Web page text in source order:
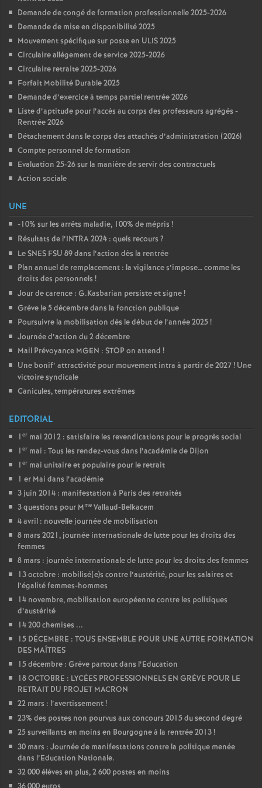
Demande de congé de formation professionnelle 2025-2026
Demande de mise en disponibilité 2025
Mouvement spécifique sur poste en ULIS 2025
Circulaire allégement de service 2025-2026
Circulaire retraite 2025-2026
Forfait Mobilité Durable 2025
Demande d’exercice à temps partiel rentrée 2026
Liste d’aptitude pour l’accès au corps des professeurs agrégés -
Rentrée 2026
Détachement dans le corps des attachés d’administration (2026)
Compte personnel de formation
Evaluation 25-26 sur la manière de servir des contractuels
Action sociale
UNE
-10% sur les arrêts maladie, 100% de mépris !
Résultats de l’INTRA 2024 : quels recours ?
Le SNES FSU 89 dans l’action dès la rentrée
Plan annuel de remplacement : la vigilance s’impose… comme les
droits des personnels !
Jour de carence : G.Kasbarian persiste et signe!
Grève le 5 décembre dans la fonction publique
Poursuivre la mobilisation dès le début de l’année 2025!
Journée d’action du 2 décembre
Mail Prévoyance MGEN : STOP on attend !
Une bonif’ attractivité pour mouvement intra à partir de 2027! Une
victoire syndicale
Canicules, températures extrêmes
EDITORIAL
1 er mai 2012 : satisfaire les revendications pour le progrès social
1 er mai : Tous les rendez-vous dans l’académie de Dijon
1 er mai unitaire et populaire pour le retrait
1 er Mai dans l’académie
3 juin 2014 : manifestation à Paris des retraités
3 questions pour Mme Vallaud-Belkacem
4 avril : nouvelle journée de mobilisation
8 mars 2021, journée internationale de lutte pour les droits des
femmes
8 mars : journée internationale de lutte pour les droits des femmes
13 octobre : mobilisé(e)s contre l’austérité, pour les salaires et
l’égalité femmes-hommes
14 novembre, mobilisation européenne contre les politiques
d’austérité
14 200 chemises ...
15 DÉCEMBRE : TOUS ENSEMBLE POUR UNE AUTRE FORMATION
DES MAÎTRES
15 décembre : Grève partout dans l’Education
18 OCTOBRE : LYCÉES PROFESSIONNELS EN GRÈVE POUR LE
RETRAIT DU PROJET MACRON
22 mars : l’avertissement!
23% des postes non pourvus aux concours 2015 du second degré
25 surveillants en moins en Bourgogne à la rentrée 2013!
30 mars : Journée de manifestations contre la politique menée
dans l’Education Nationale.
32 000 élèves en plus, 2 600 postes en moins